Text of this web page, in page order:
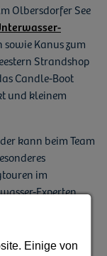
Olbersdorfer See
sowie Kanus zum
Strandshop
Candle-Boot
und kleinem
kann beim Team
im
Experten
Polen-
und der Iser.
Einige von